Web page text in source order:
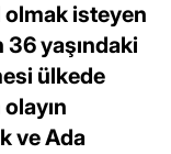
olmak isteyen
yaşındaki
ülkede
ve Ada